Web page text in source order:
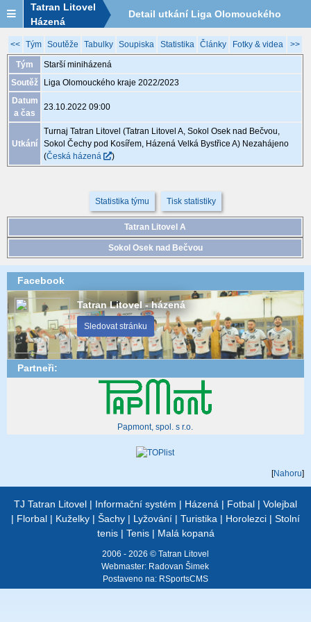
Tatran Litovel
Házená
Detail utkání Liga Olomouckého
kraje 2022/2023, ST04.04, 23.10.
<< Tým Soutěže Tabulky Soupiska Statistika Články Fotky & videa >>
Tým
Starší miniházená
Soutěž
Liga Olomouckého kraje 2022/2023
Datum
a čas
23.10.2022 09:00
Utkání
Turnaj Tatran Litovel (Tatran Litovel A, Sokol Osek nad Bečvou,
Sokol Čechy pod Kosířem, Házená Velká Bystřice A) Nezahájeno
(Česká házená )
Statistika týmu Tisk statistiky
Tatran Litovel A
Sokol Osek nad Bečvou
Facebook
Tatran Litovel - házená
Sledovat stránku
Partneři:
Papmont, spol. s r.o.
[Nahoru]
TJ Tatran Litovel | Informační systém | Házená | Fotbal | Volejbal
| Florbal | Kuželky | Šachy | Lyžování | Turistika | Horolezci | Stolní
tenis| Tenis| Malá kopaná
2006 - 2026 © Tatran Litovel
Webmaster: Radovan Šimek
Postaveno na: RSportsCMS